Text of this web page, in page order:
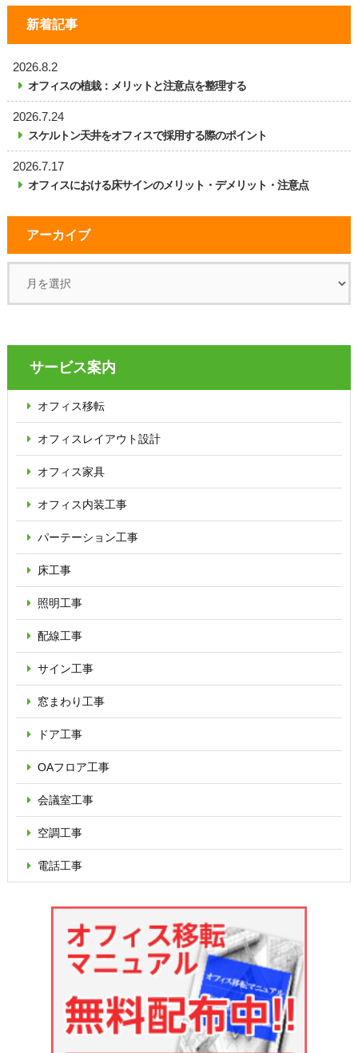
新着記事
2026.8.2
オフィスの植栽：メリットと注意点を整理する
2026.7.24
スケルトン天井をオフィスで採用する際のポイント
2026.7.17
オフィスにおける床サインのメリット・デメリット・注意点
アーカイブ
サービス案内
オフィス移転
オフィス レイアウト設計
オフィス家具
オフィス内装工事
パーテーション工事
床工事
照明工事
配線工事
サイン工事
窓まわり工事
ドア工事
OAフロア工事
会議室工事
空調工事
電話工事